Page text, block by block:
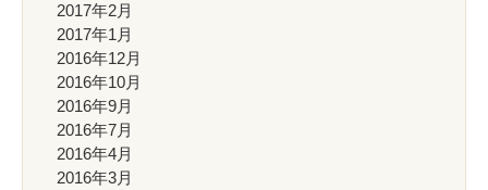
2017年2月
2017年1月
2016年12月
2016年10月
2016年9月
2016年7月
2016年4月
2016年3月